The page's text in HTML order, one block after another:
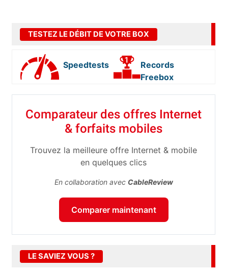
TESTEZ LE DÉBIT DE VOTRE BOX
Speedtests
Records
Freebox
Comparateur des offres Internet
& forfaits mobiles
Trouvez la meilleure offre Internet & mobile
en quelques clics
En collaboration avec CableReview
Comparer maintenant
LE SAVIEZ VOUS ?